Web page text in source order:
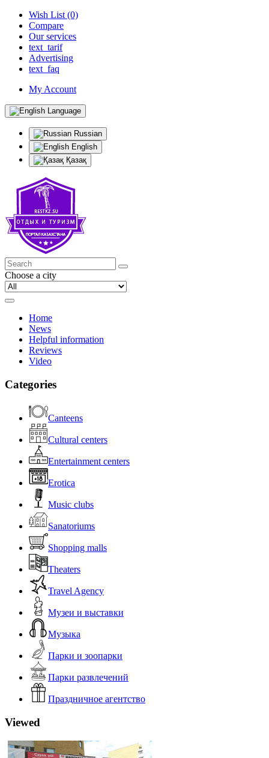
Wish List (0)
Compare
Our services
text_tarif
Advertising
text_faq
My Account
Language
Russian
English
Қазақ
Choose a city
Home
News
Helpful information
Reviews
Video
Categories
Canteens
Cultural centers
Entertainment centers
Erotica
Music clubs
Sanatoriums
Shopping malls
Theaters
Travel Agency
Музеи и выставки
Музыка
Парки и зоопарки
Парки развлечений
Праздничное агентство
Viewed